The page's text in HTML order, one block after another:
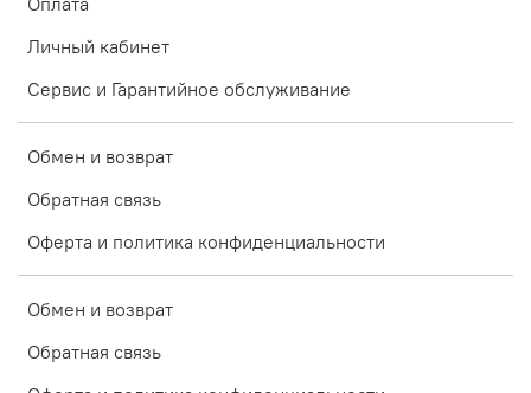
Личный кабинет
Сервис и Гарантийное обслуживание
Обмен и возврат
Обратная связь
Оферта и политика конфиденциальности
Обмен и возврат
Обратная связь